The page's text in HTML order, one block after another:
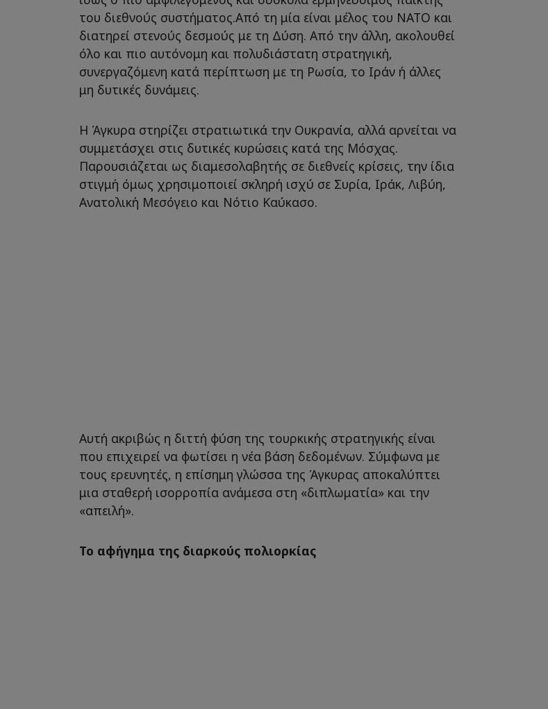
του διεθνούς συστήματος.Από τη μία είναι μέλος του NATO και
διατηρεί στενούς δεσμούς με τη Δύση. Από την άλλη, ακολουθεί
όλο και πιο αυτόνομη και πολυδιάστατη στρατηγική,
συνεργαζόμενη κατά περίπτωση με τη Ρωσία, το Ιράν ή άλλες
μη δυτικές δυνάμεις.
Η Άγκυρα στηρίζει στρατιωτικά την Ουκρανία, αλλά αρνείται να
συμμετάσχει στις δυτικές κυρώσεις κατά της Μόσχας.
Παρουσιάζεται ως διαμεσολαβητής σε διεθνείς κρίσεις, την ίδια
στιγμή όμως χρησιμοποιεί σκληρή ισχύ σε Συρία, Ιράκ, Λιβύη,
Ανατολική Μεσόγειο και Νότιο Καύκασο.
Αυτή ακριβώς η διττή φύση της τουρκικής στρατηγικής είναι
που επιχειρεί να φωτίσει η νέα βάση δεδομένων. Σύμφωνα με
τους ερευνητές, η επίσημη γλώσσα της Άγκυρας αποκαλύπτει
μια σταθερή ισορροπία ανάμεσα στη «διπλωματία» και την
«απειλή».
Το αφήγημα της διαρκούς πολιορκίας